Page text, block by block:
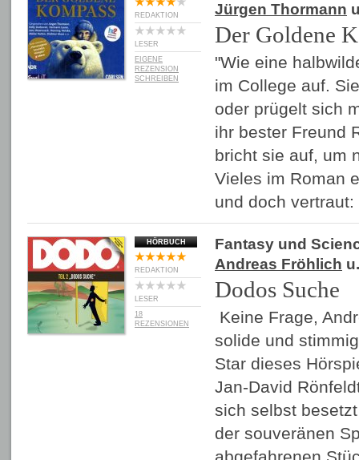
REDAKTION
LESER
EIGENE
REZENSION
SCHREIBEN
Jürgen Thormann
Der Goldene
"Wie eine
im College auf.
oder prügelt sich
ihr bester Freund
bricht sie auf, um
Vieles im Roman
und doch
HÖRBUCH
REDAKTION
LESER
18
REZENSIONEN
Fantasy und
Andreas Fröhlich
Dodos Suche
Keine Frage,
solide und
Star dieses
Jan-David
sich selbst
der souveränen